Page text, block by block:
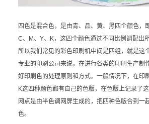
四色是混合色，是由青、品、黄、黑四个颜色，
C、M、Y、K，这四个颜色通过不同比例调配出
所以我们常见的彩色印刷机中间是四组，就是这
专业的印刷公司来说，在进行各类的印刷生产制
好印刷色的处理原则和方式。一般情况下，在印
K这四种颜色都有自己的色版，在色版上记录了
网点是由半色调网屏生成的，把四种色版合到一
色。